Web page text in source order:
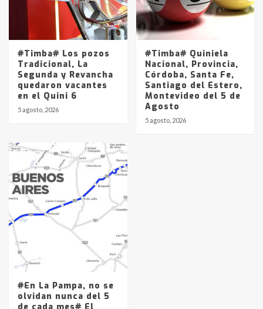
#Timba# Los pozos
Tradicional, La
Segunda y Revancha
quedaron vacantes
en el Quini 6
5 agosto, 2026
#Timba# Quiniela
Nacional, Provincia,
Córdoba, Santa Fe,
Santiago del Estero,
Montevideo del 5 de
Agosto
5 agosto, 2026
#En La Pampa, no se
olvidan nunca del 5